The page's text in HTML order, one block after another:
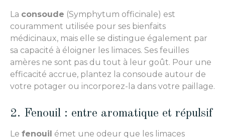
La consoude (Symphytum officinale) est
couramment utilisée pour ses bienfaits
médicinaux, mais elle se distingue également par
sa capacité à éloigner les limaces. Ses feuilles
amères ne sont pas du tout à leur goût. Pour une
efficacité accrue, plantez la consoude autour de
votre potager ou incorporez-la dans votre paillage.
2. Fenouil : entre aromatique et répulsif
Le fenouil émet une odeur que les limaces